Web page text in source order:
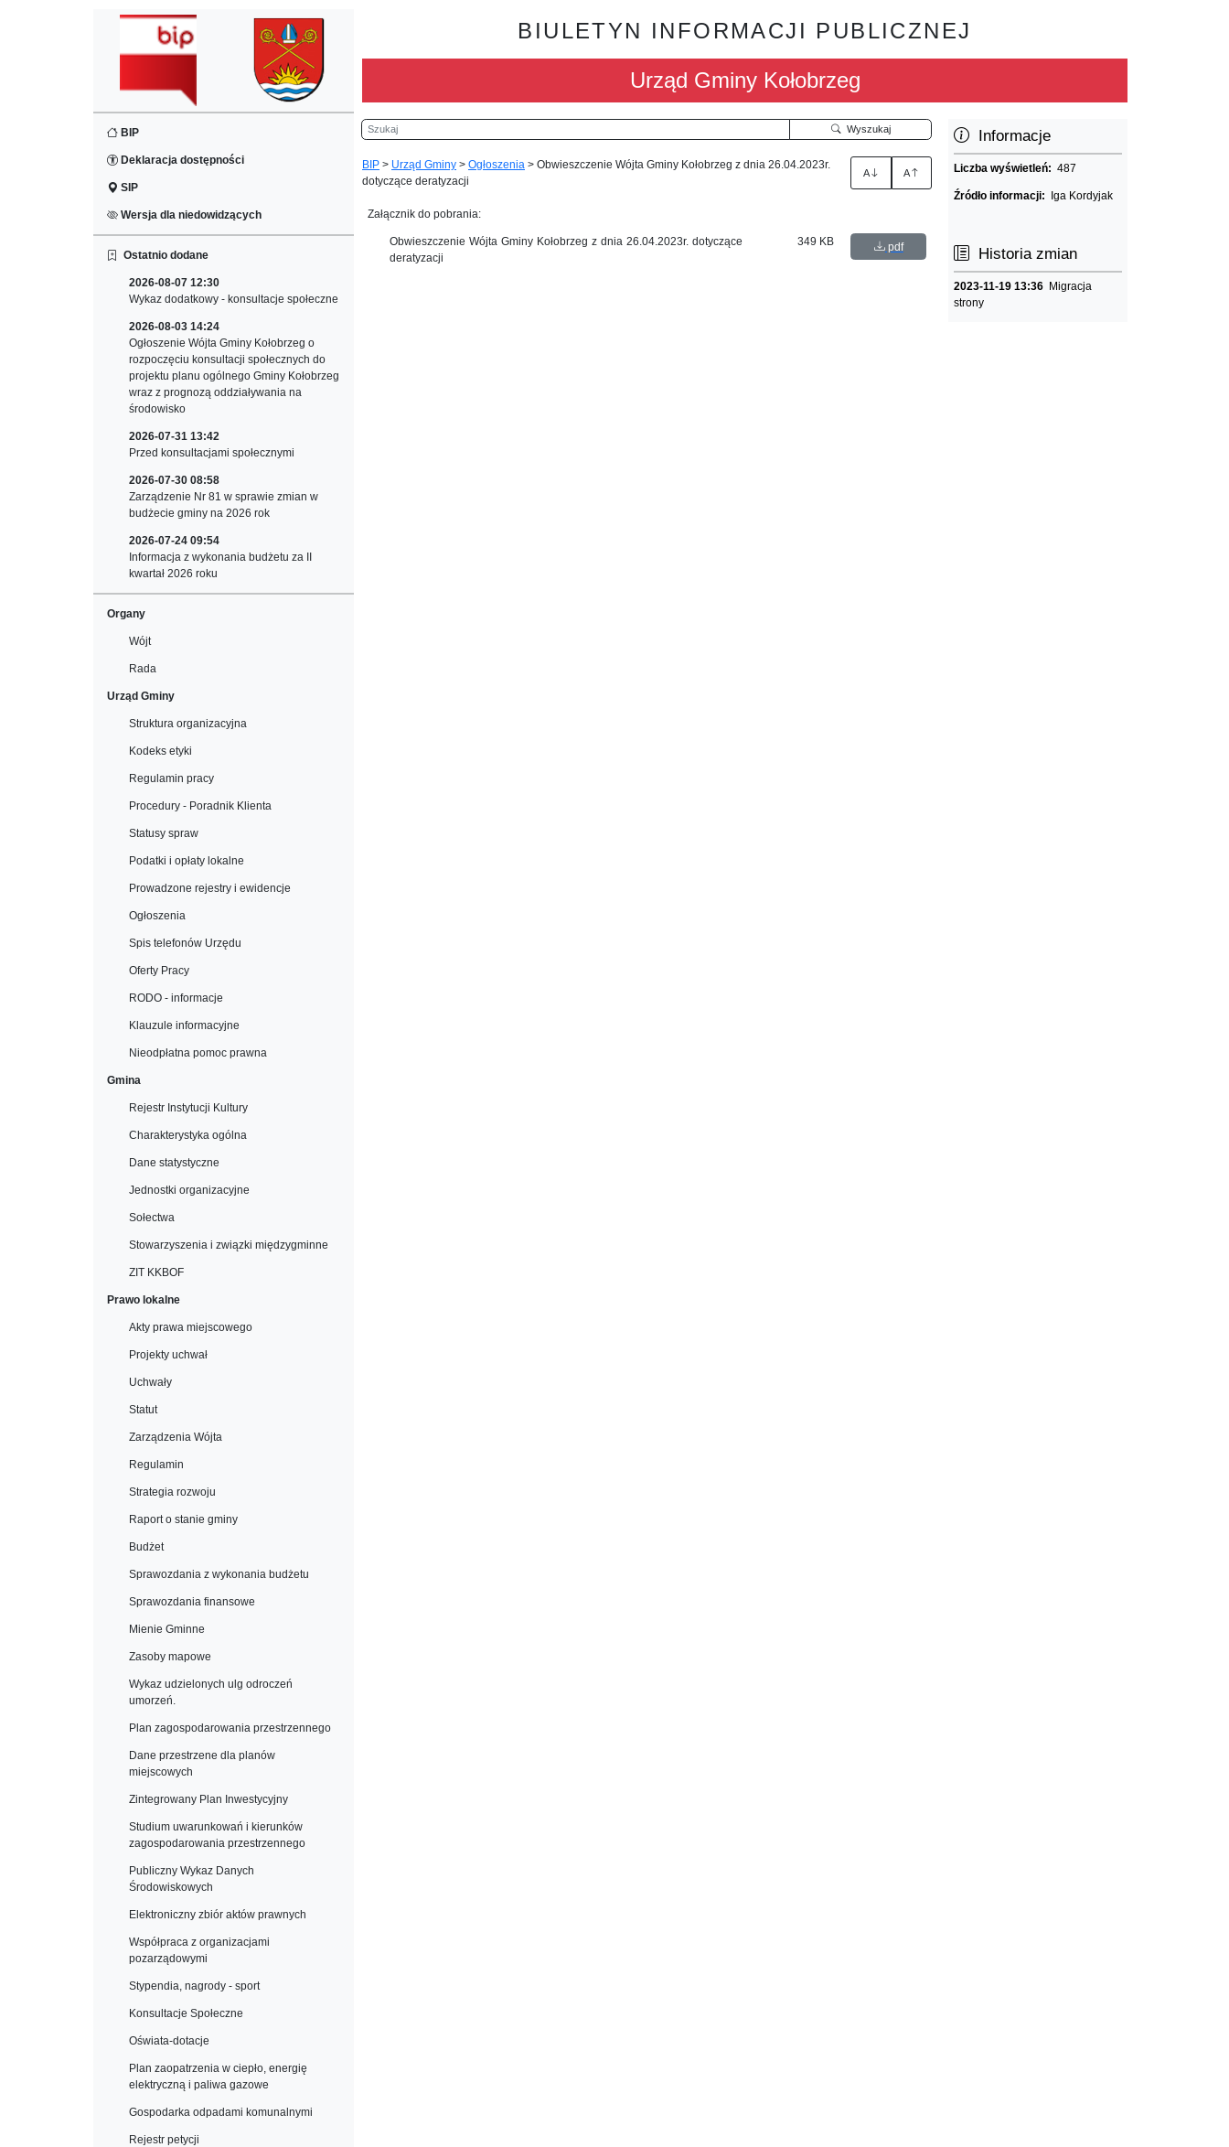
BIP
Deklaracja dostępności
SIP
Wersja dla niedowidzących
Ostatnio dodane
2026-08-07 12:30
Wykaz dodatkowy - konsultacje społeczne
2026-08-03 14:24
Ogłoszenie Wójta Gminy Kołobrzeg o
rozpoczęciu konsultacji społecznych do
projektu planu ogólnego Gminy Kołobrzeg
wraz z prognozą oddziaływania na
środowisko
2026-07-31 13:42
Przed konsultacjami społecznymi
2026-07-30 08:58
Zarządzenie Nr 81 w sprawie zmian w
budżecie gminy na 2026 rok
2026-07-24 09:54
Informacja z wykonania budżetu za II
kwartał 2026 roku
Organy
Wójt
Rada
Urząd Gminy
Struktura organizacyjna
Kodeks etyki
Regulamin pracy
Procedury - Poradnik Klienta
Statusy spraw
Podatki i opłaty lokalne
Prowadzone rejestry i ewidencje
Ogłoszenia
Spis telefonów Urzędu
Oferty Pracy
RODO - informacje
Klauzule informacyjne
Nieodpłatna pomoc prawna
Gmina
Rejestr Instytucji Kultury
Charakterystyka ogólna
Dane statystyczne
Jednostki organizacyjne
Sołectwa
Stowarzyszenia i związki międzygminne
ZIT KKBOF
Prawo lokalne
Akty prawa miejscowego
Projekty uchwał
Uchwały
Statut
Zarządzenia Wójta
Regulamin
Strategia rozwoju
Raport o stanie gminy
Budżet
Sprawozdania z wykonania budżetu
Sprawozdania finansowe
Mienie Gminne
Zasoby mapowe
Wykaz udzielonych ulg odroczeń
umorzeń.
Plan zagospodarowania przestrzennego
Dane przestrzene dla planów
miejscowych
Zintegrowany Plan Inwestycyjny
Studium uwarunkowań i kierunków
zagospodarowania przestrzennego
Publiczny Wykaz Danych
Środowiskowych
Elektroniczny zbiór aktów prawnych
Współpraca z organizacjami
pozarządowymi
Stypendia, nagrody - sport
Konsultacje Społeczne
Oświata-dotacje
Plan zaopatrzenia w ciepło, energię
elektryczną i paliwa gazowe
Gospodarka odpadami komunalnymi
Rejestr petycji
BIULETYN INFORMACJI PUBLICZNEJ
Urząd Gminy Kołobrzeg
Szukaj Wyszukaj
BIP > Urząd Gminy > Ogłoszenia > Obwieszczenie Wójta Gminy Kołobrzeg z dnia 26.04.2023r.
dotyczące deratyzacji
A A
Załącznik do pobrania:
Obwieszczenie Wójta Gminy Kołobrzeg z dnia 26.04.2023r. dotyczące
deratyzacji
349 KB pdf
Informacje
Liczba wyświetleń:487
Źródło informacji: Iga Kordyjak
Historia zmian
2023-11-19 13:36 Migracja
strony